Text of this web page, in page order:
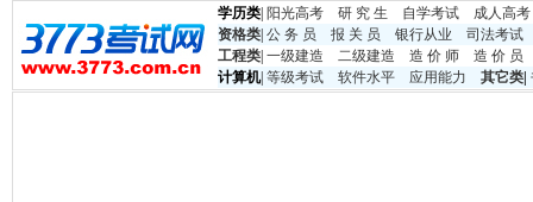
学历类 阳光高考 研 究 生 自学考试
成人高考
资格类 公 务 员 报 关 员 银行从业
司法考试
工程类 一级建造 二级建造 造 价 师
造 价 员
计算机| 等级考试 软件水平 应用能力 其它类